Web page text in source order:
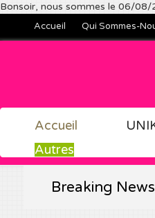
Bonsoir, nous sommes le 06/
Accueil Qui Sommes-
Accueil
Autres
Breaking News
et consultez